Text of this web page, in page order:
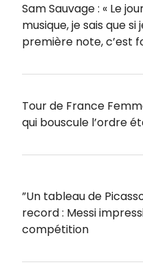
Sam Sauvage : « Le
musique, je sais que
première note, c’est
Tour de France
qui bouscule l’ordre
”Un tableau de
record : Messi
compétition